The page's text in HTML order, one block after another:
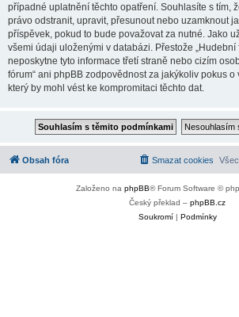
případné uplatnění těchto opatření. Souhlasíte s tím,
právo odstranit, upravit, přesunout nebo uzamknout
příspěvek, pokud to bude považovat za nutné. Jako
všemi údaji uloženými v databázi. Přestože „Hudební
neposkytne tyto informace třetí straně nebo cizím
fórum“ ani phpBB zodpovědnost za jakýkoliv pokus o
který by mohl vést ke kompromitaci těchto dat.
Obsah fóra Smazat cookies
Založeno na phpBB® Forum Software ©
Český překlad – phpBB.cz
Soukromí| Podmínky